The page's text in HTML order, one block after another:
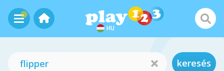
HU
keresés